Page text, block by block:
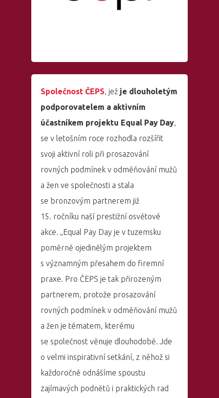
Společnost ČEPS, jež je dlouholetým
podporovatelem a aktivním
účastníkem projektu Equal Pay Day,
se v letošním roce rozhodla rozšířit
svoji aktivní roli při prosazování
rovných podmínek v odměňování mužů
a žen ve společnosti a stala
se bronzovým partnerem již
15. ročníku naší prestižní osvětové
akce. „Equal Pay Day je v tuzemsku
poměrně ojedinělým projektem
s významným přesahem do firemní
praxe. Pro ČEPS je tak přirozeným
partnerem, protože prosazování
rovných podmínek v odměňování mužů
a žen je tématem, kterému
se společnost věnuje dlouhodobě. Jde
o velmi inspirativní setkání, z něhož si
každoročně odnášíme spoustu
zajímavých podnětů i praktických rad